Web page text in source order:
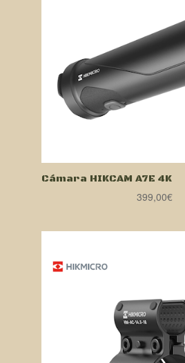
Cámara HIKCAM A7E 4K
399,00€